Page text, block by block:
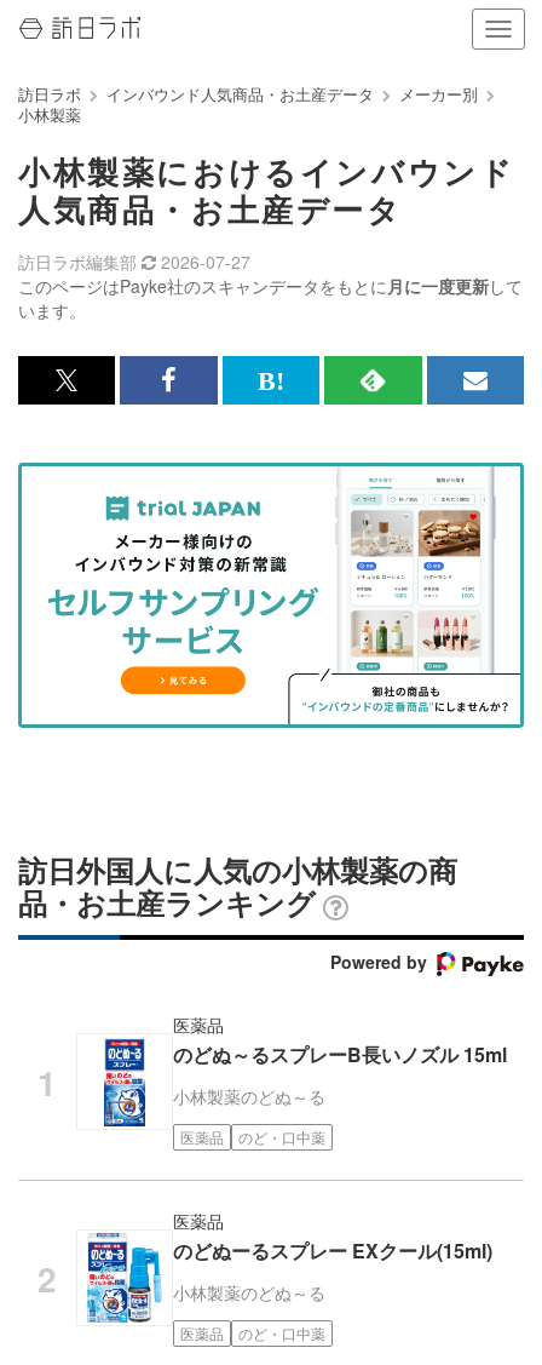
ナ
ビ
ョ
ン
切
訪日ラボ インバウンド人気商品・お土産データ
メーカー別
小林製薬
小林製薬におけるインバウンド
人気商品・お土産データ
このページはPayke社のスキャンデータをもとに月に一度更新して
います。
訪日ラボ編集部 2026-07-27
x<br>
記
を
シ
ェ
る
Facebook<br>
記
事
を
シ
ェ
ア
す
る
は
な
ッ
ク
マ
に
RSS
記
事
を
購
読
す
る
メ
マ
ガ
登
録
す
る
訪日外国人に人気の小林製薬の商
品・お土産ランキング
Powered by
医薬品
のどぬ～るスプレーB長いノズル 15ml
小林製薬のどぬ～る
医薬品 のど・口中薬
医薬品
のどぬーるスプレー EXクール(15ml)
小林製薬のどぬ～る
医薬品 のど・口中薬